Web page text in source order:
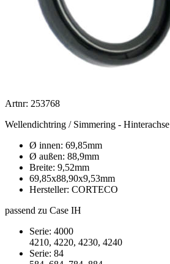
Artnr: 253768
Wellendichtring / Simmering - Hinterachse
Ø innen: 69,85mm
Ø außen: 88,9mm
Breite: 9,52mm
69,85x88,90x9,53mm
Hersteller: CORTECO
passend zu Case IH
Serie: 4000
4210, 4220, 4230, 4240
Serie: 84